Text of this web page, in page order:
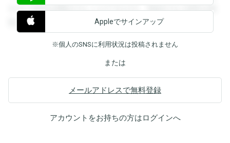
すると回答を閲覧することができます。登録すると回答を閲
覧することができます。
Appleでサインアップ
※個人のSNSに利用状況は投稿されません
または
メールアドレスで無料登録
アカウントをお持ちの方はログインへ